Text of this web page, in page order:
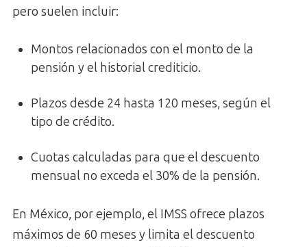
pero suelen incluir:
Montos relacionados con el monto de la
pensión y el historial crediticio.
Plazos desde 24 hasta 120 meses, según el
tipo de crédito.
Cuotas calculadas para que el descuento
mensual no exceda el 30% de la pensión.
En México, por ejemplo, el IMSS ofrece plazos
máximos de 60 meses y limita el descuento